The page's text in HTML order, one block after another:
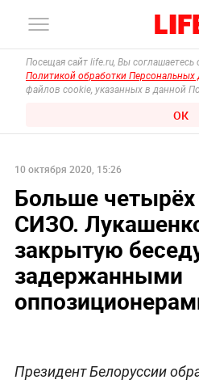
Посещая сайт life.ru, Вы
Политикой обработки Персональных
файлов cookie, указанных в данной
ОК
10 октября 2020, 15:26
Больше четырёх
СИЗО.
закрытую
задержанными
Президент Белоруссии